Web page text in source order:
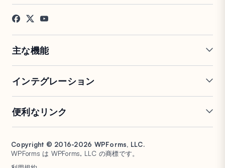
採用情報
お客様の声
プレス
アフィリエイト
主な機能
条件付きロジック
会話型フォーム
フォームランディングページ
エントリー管理
フォーム放棄
フォーム通知
PDF生成
署名フォーム
スパム保護
アンケートと投票
インテグレーション
Google Sheets
Salesforce
HubSpot
Google ドライブ
Stripe
PayPal
Square
便利なリンク
ドキュメント
プランと料金
WPConsent
Universally
Copyright © 2016-2026 WPForms, LLC.
WPForms は WPForms, LLC の商標です。